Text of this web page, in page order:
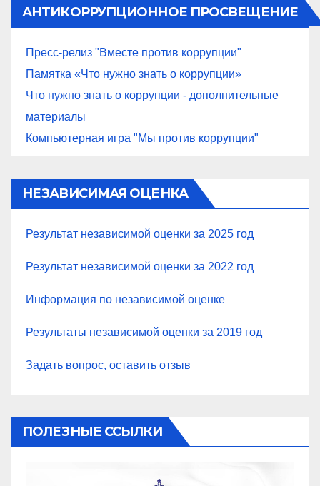
АНТИКОРРУПЦИОННОЕ ПРОСВЕЩЕНИЕ
Пресс-релиз "Вместе против коррупции"
Памятка «Что нужно знать о коррупции»
Что нужно знать о коррупции - дополнительные
материалы
Компьютерная игра "Мы против коррупции"
НЕЗАВИСИМАЯ ОЦЕНКА
Результат независимой оценки за 2025 год
Результат независимой оценки за 2022 год
Информация по независимой оценке
Результаты независимой оценки за 2019 год
Задать вопрос, оставить отзыв
ПОЛЕЗНЫЕ ССЫЛКИ